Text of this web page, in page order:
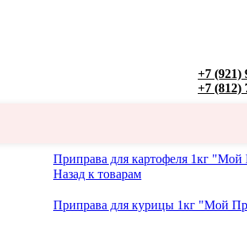
+7 (921)
+7 (812)
Приправа для картофеля 1кг "Мой
Назад к товарам
Приправа для курицы 1кг "Мой